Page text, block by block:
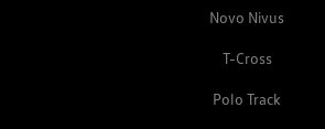
Novo Nivus
T-Cross
Polo Track